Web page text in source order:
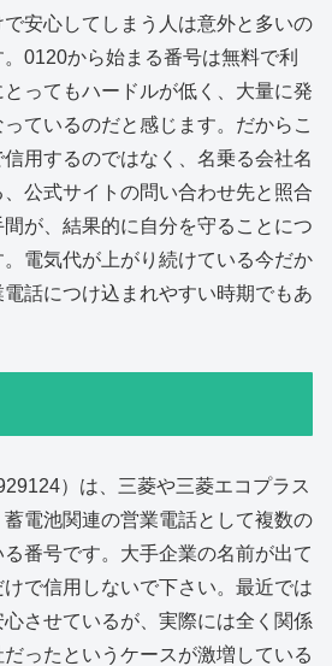
安心してしまう人は意外と多いの
0120から始まる番号は無料で利
ってもハードルが低く、大量に発
ているのだと感じます。だからこ
用するのではなく、名乗る会社名
公式サイトの問い合わせ先と照合
が、結果的に自分を守ることにつ
電気代が上がり続けている今だか
話につけ込まれやすい時期でもあ
）は、三菱や三菱エコプラス
電池関連の営業電話として複数の
番号です。大手企業の名前が出て
で信用しないで下さい。最近では
させているが、実際には全く関係
ったというケースが激増している